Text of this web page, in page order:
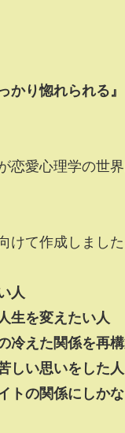
かり惚れられる』
恋愛心理学の世
て作成しました
人
生を変えたい人
冷えた関係を再
しい思いをした人
トの関係にしか